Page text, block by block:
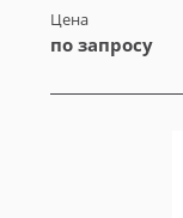
Цена
по запросу